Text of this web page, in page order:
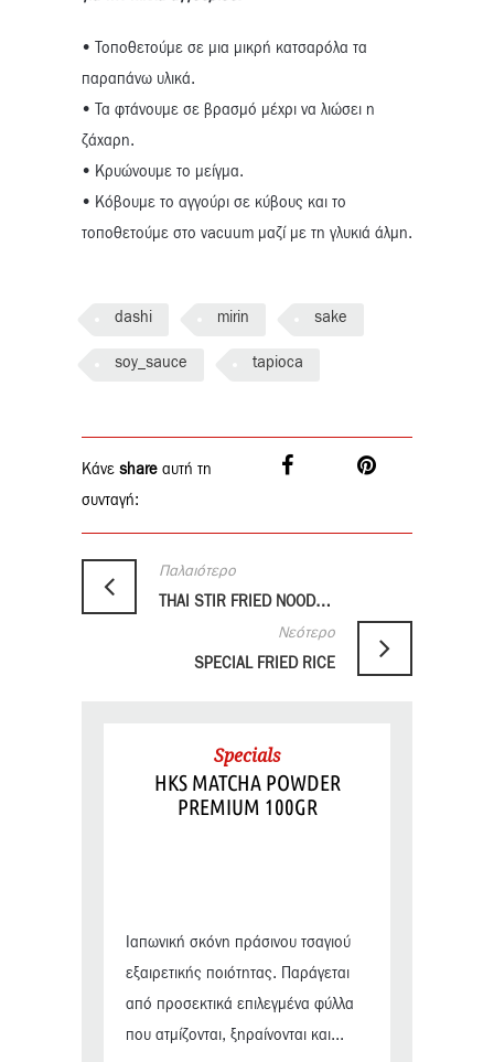
• Τοποθετούμε σε μια μικρή κατσαρόλα τα
παραπάνω υλικά.
• Τα φτάνουμε σε βρασμό μέχρι να λιώσει η
ζάχαρη.
• Κρυώνουμε το μείγμα.
• Κόβουμε το αγγούρι σε κύβους και το
τοποθετούμε στο vacuum μαζί με τη γλυκιά άλμη.
dashi mirin sake
soy_sauce tapioca
Κάνε share αυτή τη
συνταγή:
Παλαιότερο
THAI STIR FRIED NOODLES WITH TOFU AND SWEET SOY SAUCE
Νεότερο
SPECIAL FRIED RICE
Specials
HKS MATCHA POWDER
PREMIUM 100GR
Ιαπωνική σκόνη πράσινου τσαγιού
εξαιρετικής ποιότητας. Παράγεται
από προσεκτικά επιλεγμένα φύλλα
που ατμίζονται, ξηραίνονται και...